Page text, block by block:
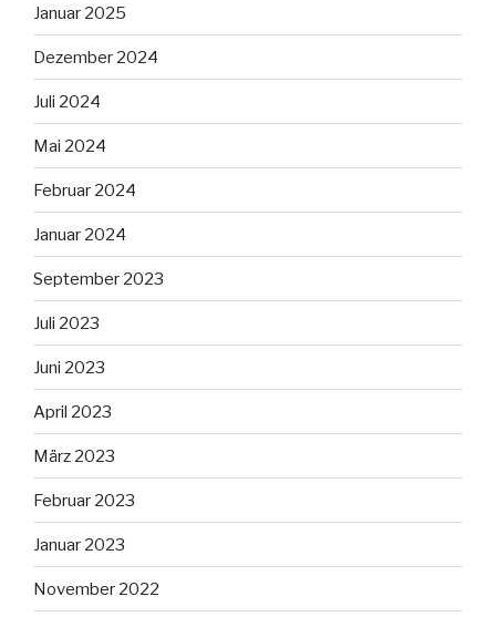
Januar 2025
Dezember 2024
Juli 2024
Mai 2024
Februar 2024
Januar 2024
September 2023
Juli 2023
Juni 2023
April 2023
März 2023
Februar 2023
Januar 2023
November 2022